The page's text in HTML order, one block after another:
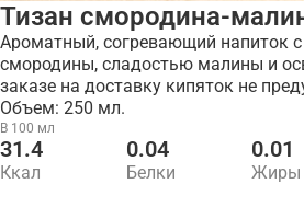
Тизан смородина-
Ароматный, согревающий напиток
смородины, сладостью малины и
заказе на доставку кипяток не
Объем: 250 мл.
В 100 мл
31.4
Ккал
0.04
Белки
0.01
Жиры